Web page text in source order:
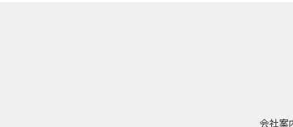
会社案